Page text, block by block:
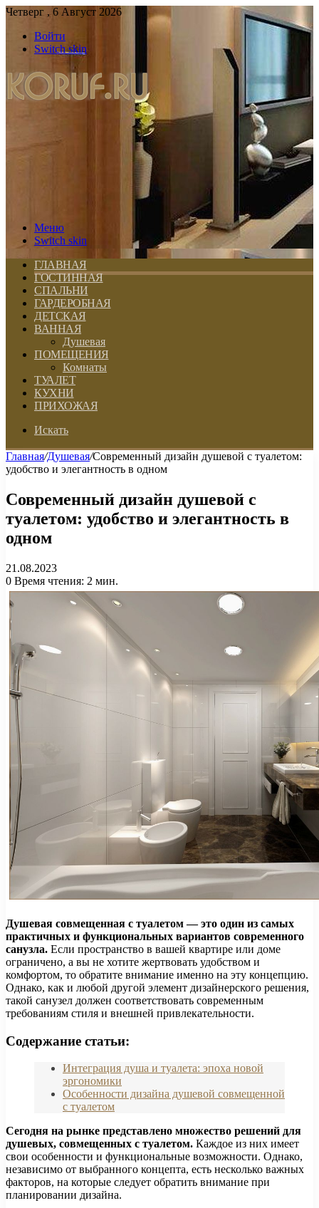
Четверг , 6 Август 2026
Войти
Switch skin
Меню
Switch skin
ГЛАВНАЯ
ГОСТИННАЯ
СПАЛЬНИ
ГАРДЕРОБНАЯ
ДЕТСКАЯ
ВАННАЯ
Душевая
ПОМЕЩЕНИЯ
Комнаты
ТУАЛЕТ
КУХНИ
ПРИХОЖАЯ
Искать
Главная/Душевая/Современный дизайн душевой с туалетом:
удобство и элегантность в одном
Современный дизайн душевой с
туалетом: удобство и элегантность в
одном
21.08.2023
0 Время чтения: 2 мин.
Душевая совмещенная с туалетом — это один из самых
практичных и функциональных вариантов современного
санузла. Если пространство в вашей квартире или доме
ограничено, а вы не хотите жертвовать удобством и
комфортом, то обратите внимание именно на эту концепцию.
Однако, как и любой другой элемент дизайнерского решения,
такой санузел должен соответствовать современным
требованиям стиля и внешней привлекательности.
Содержание статьи:
Интеграция душа и туалета: эпоха новой
эргономики
Особенности дизайна душевой совмещенной
с туалетом
Сегодня на рынке представлено множество решений для
душевых, совмещенных с туалетом. Каждое из них имеет
свои особенности и функциональные возможности. Однако,
независимо от выбранного концепта, есть несколько важных
факторов, на которые следует обратить внимание при
планировании дизайна.